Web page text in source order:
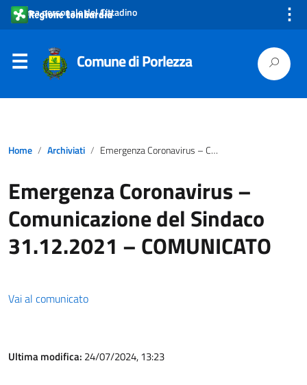
Area personale del Cittadino ⋮
Comune di Porlezza
Home Archiviati Emergenza Coronavirus – Comunicazione del Sindaco 31.12.2021 – COMUNICATO
Emergenza Coronavirus –
Comunicazione del Sindaco
31.12.2021 – COMUNICATO
Vai al comunicato
Ultima modifica: 24/07/2024, 13:23